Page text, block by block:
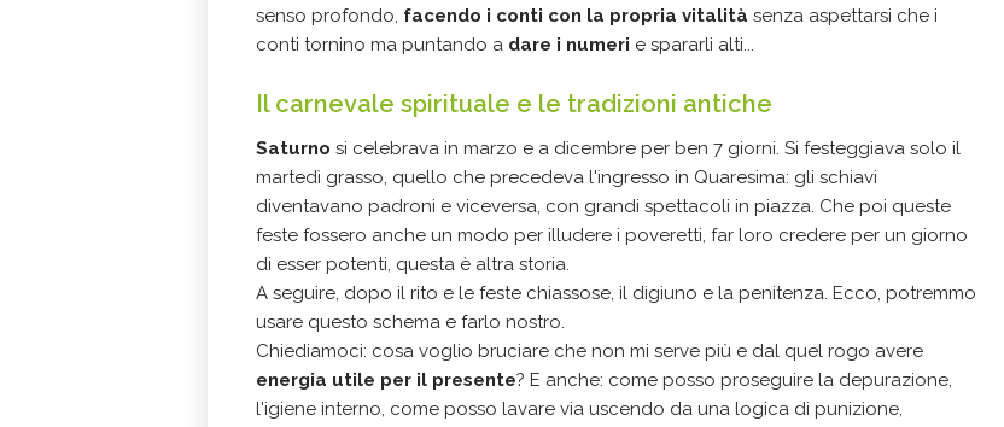
senso profondo, facendo i conti con la propria vitalità senza aspettarsi che i
conti tornino ma puntando a dare i numeri e spararli alti...
Il carnevale spirituale e le tradizioni antiche
Saturno si celebrava in marzo e a dicembre per ben 7 giorni. Si festeggiava solo il
martedì grasso, quello che precedeva l'ingresso in Quaresima: gli schiavi
diventavano padroni e viceversa, con grandi spettacoli in piazza. Che poi queste
feste fossero anche un modo per illudere i poveretti, far loro credere per un giorno
di esser potenti, questa è altra storia.
A seguire, dopo il rito e le feste chiassose, il digiuno e la penitenza. Ecco, potremmo
usare questo schema e farlo nostro.
Chiediamoci: cosa voglio bruciare che non mi serve più e dal quel rogo avere
energia utile per il presente? E anche: come posso proseguire la depurazione,
l'igiene interno, come posso lavare via uscendo da una logica di punizione,